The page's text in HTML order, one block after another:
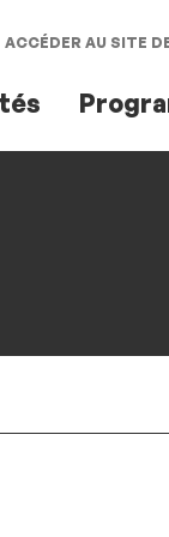
ACCÉDER AU SITE